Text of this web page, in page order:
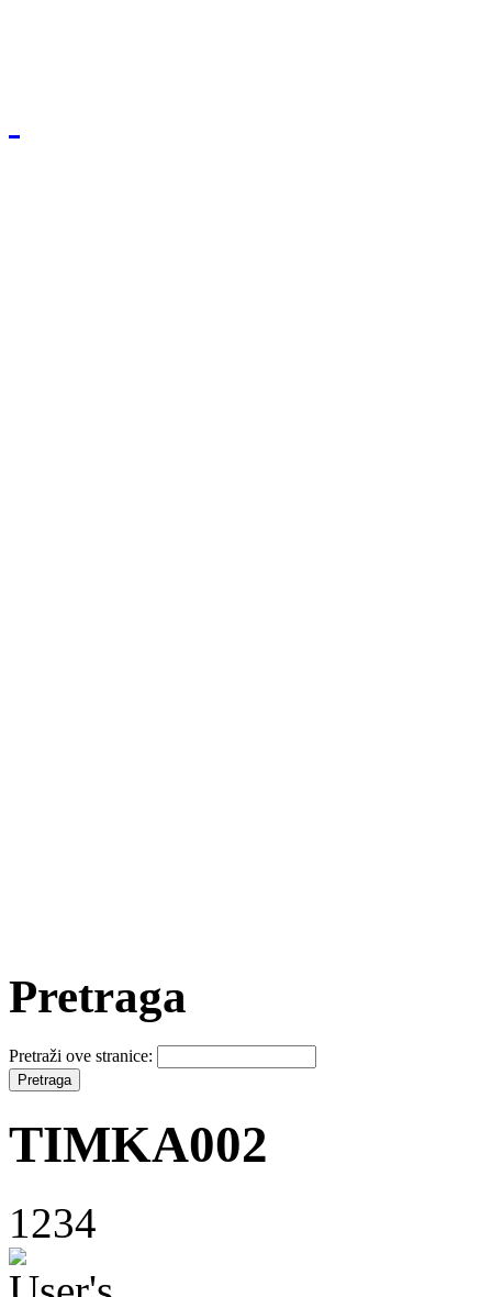
Pretraga
Pretraži ove stranice:
TIMKA002
1234